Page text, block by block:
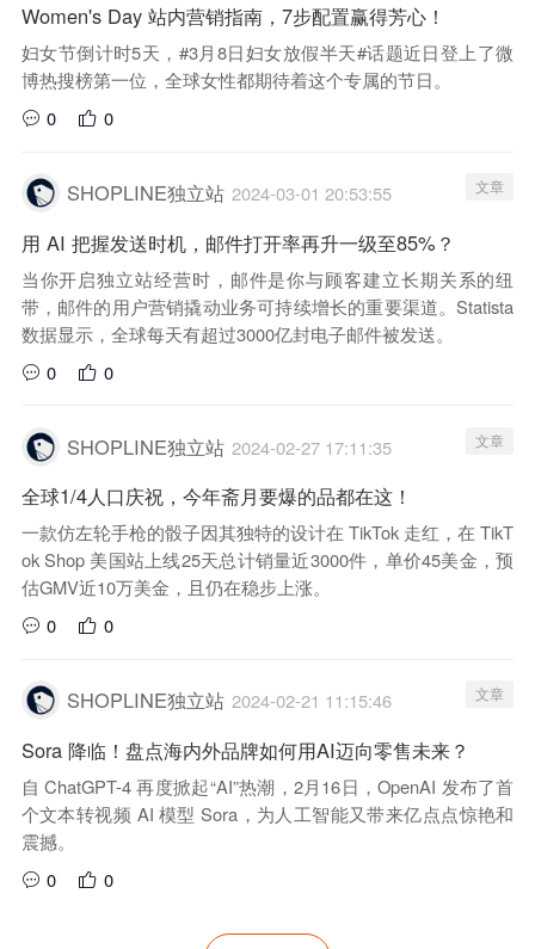
Women's Day 站内营销指南，7步配置赢得芳心！
妇女节倒计时5天，#3月8日妇女放假半天#话题近日登上了微
博热搜榜第一位，全球女性都期待着这个专属的节日。
0
0
SHOPLINE独立站 2024-03-01 20:53:55 文章
用 AI 把握发送时机，邮件打开率再升一级至85%？
当你开启独立站经营时，邮件是你与顾客建立长期关系的纽
带，邮件的用户营销撬动业务可持续增长的重要渠道。Statista
数据显示，全球每天有超过3000亿封电子邮件被发送。
0
0
SHOPLINE独立站 2024-02-27 17:11:35 文章
全球1/4人口庆祝，今年斋月要爆的品都在这！
一款仿左轮手枪的骰子因其独特的设计在 TikTok 走红，在 TikT
ok Shop 美国站上线25天总计销量近3000件，单价45美金，预
估GMV近10万美金，且仍在稳步上涨。
0
0
SHOPLINE独立站 2024-02-21 11:15:46 文章
Sora 降临！盘点海内外品牌如何用AI迈向零售未来？
自 ChatGPT-4 再度掀起“AI”热潮，2月16日，OpenAI 发布了首
个文本转视频 AI 模型 Sora，为人工智能又带来亿点点惊艳和
震撼。
0
0